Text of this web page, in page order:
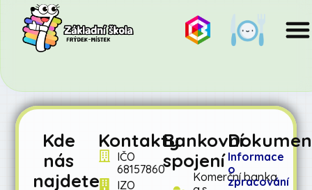
Kde
nás
najdete
Kontakty
IČO
68157860
IZO
Bankovní
spojení
Komerční banka
Informace
o
zpracování